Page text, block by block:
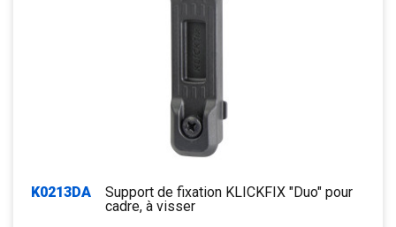
K0213DA
Support de fixation KLICKFIX "Duo" pour
cadre, à visser